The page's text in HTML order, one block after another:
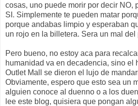
cosas, uno puede morir por decir NO,
SI. Simplemente te pueden matar
porque andabas limpio y esperaban
un rojo en la billetera. Sera un mal
Pero bueno, no estoy aca para
humanidad va en decadencia, sino el
Outlet Mall se dieron el lujo de
Obviamente, espero que esto sea un
alguien conoce al duenno o a los
lee este blog, quisiera que pongan